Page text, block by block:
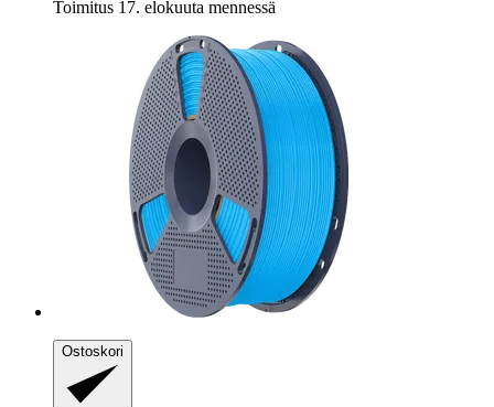
Toimitus 17. elokuuta mennessä
Ostoskori